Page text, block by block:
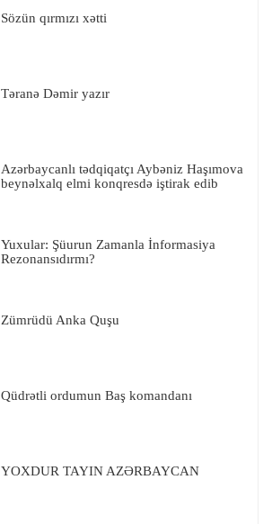
Sözün qırmızı xətti
Təranə Dəmir yazır
Azərbaycanlı tədqiqatçı Aybəniz Haşımova
beynəlxalq elmi konqresdə iştirak edib
Yuxular: Şüurun Zamanla İnformasiya
Rezonansıdırmı?
Zümrüdü Anka Quşu
Qüdrətli ordumun Baş komandanı
YOXDUR TAYIN AZƏRBAYCAN